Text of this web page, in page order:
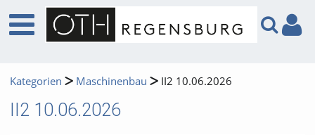
Kategorien Maschinenbau II2 10.06.2026
II2 10.06.2026